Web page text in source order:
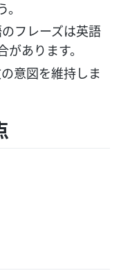
フレーズは英語
あります。
意図を維持しま